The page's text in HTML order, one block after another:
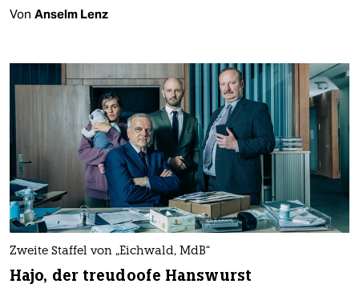
Von Anselm Lenz
Zweite Staffel von „Eichwald, MdB“
Hajo, der treudoofe Hanswurst